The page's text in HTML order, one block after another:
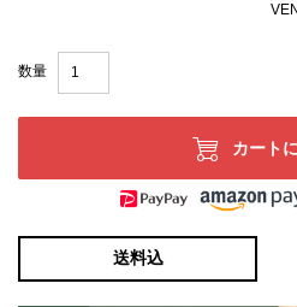
カート
送料込